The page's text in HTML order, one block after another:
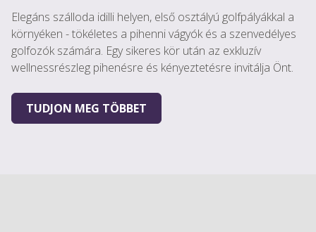
Elegáns szálloda idilli helyen, első osztályú golfpályákkal a
környéken - tökéletes a pihenni vágyók és a szenvedélyes
golfozók számára. Egy sikeres kör után az exkluzív
wellnessrészleg pihenésre és kényeztetésre invitálja Önt.
TUDJON MEG TÖBBET